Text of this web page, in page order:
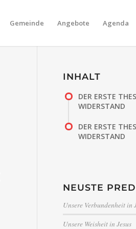
Gemeinde Angebote Agenda
INHALT
DER ERSTE
WIDERSTAND
DER ERSTE
WIDERSTAND
NEUSTE
Unsere Verbundenheit in
Unsere Weisheit in Jesus